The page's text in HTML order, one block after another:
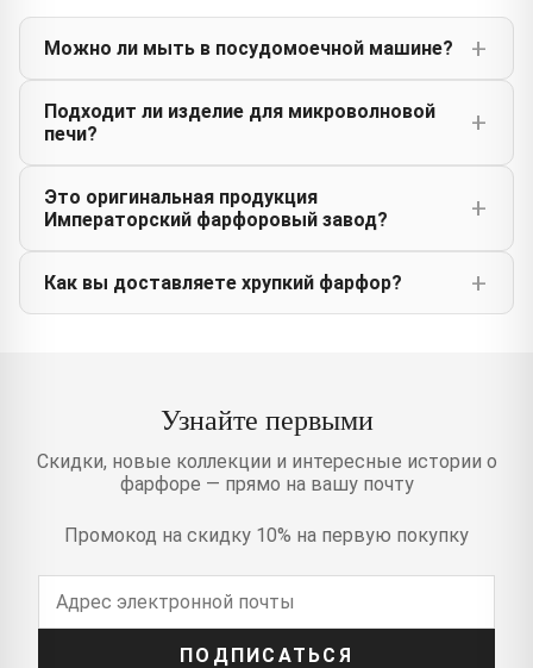
Можно ли мыть в посудомоечной машине?
Подходит ли изделие для микроволновой
печи?
Это оригинальная продукция
Императорский фарфоровый завод?
Как вы доставляете хрупкий фарфор?
Узнайте первыми
Скидки, новые коллекции и интересные истории о
фарфоре — прямо на вашу почту
Промокод на скидку 10% на первую покупку
ПОДПИСАТЬСЯ